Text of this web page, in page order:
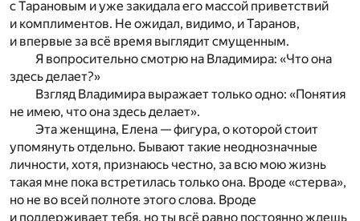
с Тарановым и уже закидала его массой приветствий
и комплиментов. Не ожидал, видимо, и Таранов,
и впервые за всё время выглядит смущенным.
Я вопросительно смотрю на Владимира: «Что она
здесь делает?»
Взгляд Владимира выражает только одно: «Понятия
не имею, что она здесь делает».
Эта женщина, Елена — фигура, о которой стоит
упомянуть отдельно. Бывают такие неоднозначные
личности, хотя, признаюсь честно, за всю мою жизнь
такая мне пока встретилась только она. Вроде «стерва»,
но не во всей полноте этого слова. Вроде
и поддерживает тебя, но ты всё равно постоянно ждешь